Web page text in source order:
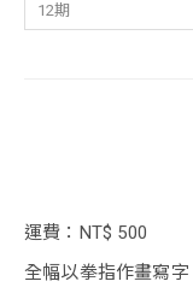
12期
運費：NT$ 500
全幅以拳指作畫寫字